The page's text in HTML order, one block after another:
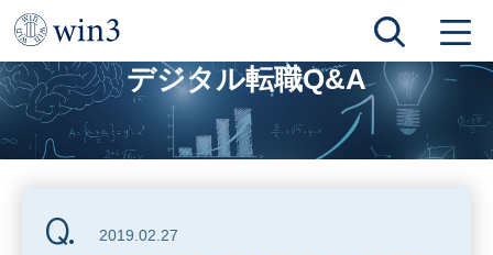
TOP
企業の担当者からの直接スカウトと転職エージェントのスカウトの違いは何でしょうか？
デジタル転職Q&A
2019.02.27